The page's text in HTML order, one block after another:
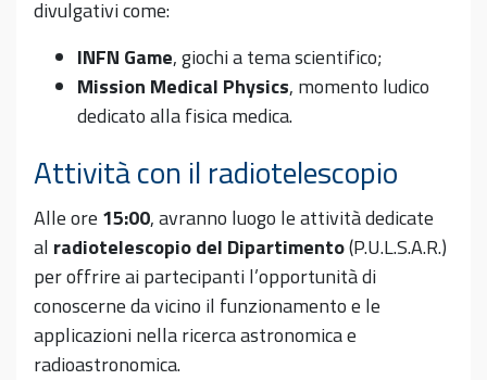
divulgativi come:
INFN Game, giochi a tema scientifico;
Mission Medical Physics, momento ludico
dedicato alla fisica medica.
Attività con il radiotelescopio
Alle ore 15:00, avranno luogo le attività dedicate
al radiotelescopio del Dipartimento(P.U.L.S.A.R.)
per offrire ai partecipanti l’opportunità di
conoscerne da vicino il funzionamento e le
applicazioni nella ricerca astronomica e
radioastronomica.